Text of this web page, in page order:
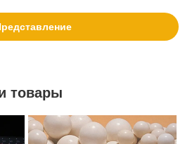
товары